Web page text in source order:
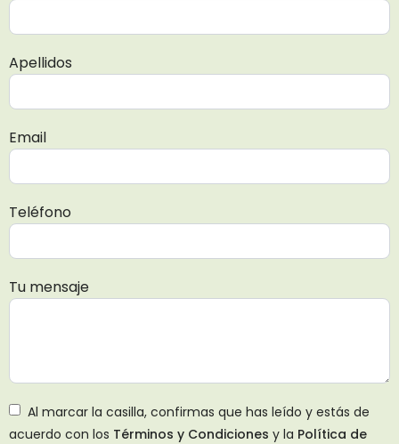
Apellidos
Email
Teléfono
Tu mensaje
Al marcar la casilla, confirmas que has leído y estás de
acuerdo con los Términos y Condiciones y la Política de